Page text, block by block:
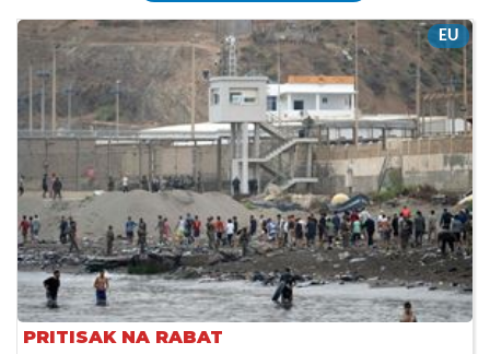
EU
PRITISAK NA RABAT